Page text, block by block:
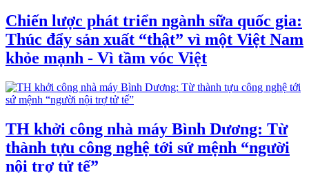
Chiến lược phát triển ngành sữa quốc gia:
Thúc đẩy sản xuất “thật” vì một Việt Nam
khỏe mạnh - Vì tầm vóc Việt
TH khởi công nhà máy Bình Dương: Từ
thành tựu công nghệ tới sứ mệnh “người
nội trợ tử tế”